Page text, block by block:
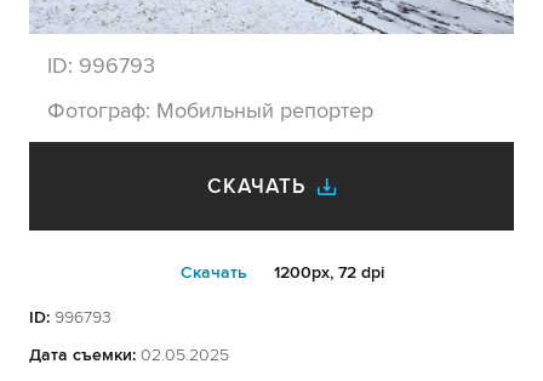
ID: 996793
Фотограф: Мобильный репортер
СКАЧАТЬ
Cкачать 1200px, 72 dpi
ID: 996793
Дата съемки: 02.05.2025